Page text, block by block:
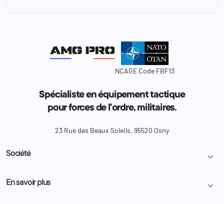
NCAGE Code FBF13
Spécialiste en équipement tactique
pour forces de l'ordre, militaires.
23 Rue des Beaux Soleils, 95520 Osny
Société 
Livraison et retour colis
En savoir plus 